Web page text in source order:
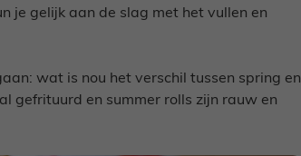
je gelijk aan de slag met het vullen en
wat is nou het verschil tussen spring en
gefrituurd en summer rolls zijn rauw en